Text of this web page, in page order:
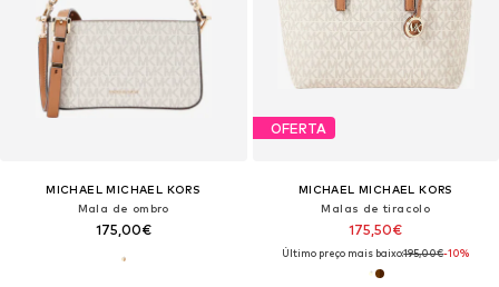
MICHAEL MICHAEL KORS
Mala de ombro
175,00€
OFERTA
MICHAEL MICHAEL KORS
Malas de tiracolo
175,50€
Último preço mais baixo:195,00€-10%